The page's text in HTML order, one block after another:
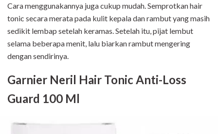
Cara menggunakannya juga cukup mudah. Semprotkan hair
tonic secara merata pada kulit kepala dan rambut yang masih
sedikit lembap setelah keramas. Setelah itu, pijat lembut
selama beberapa menit, lalu biarkan rambut mengering
dengan sendirinya.
Garnier Neril Hair Tonic Anti-Loss
Guard 100 Ml